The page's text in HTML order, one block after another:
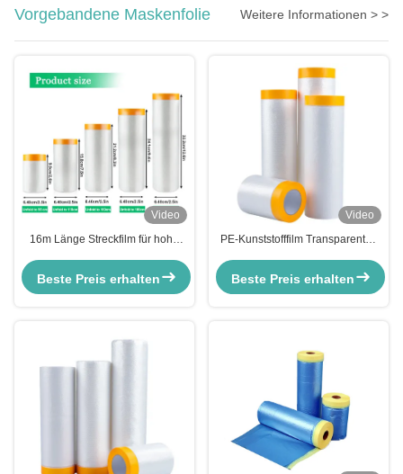
Vorgebandene Maskenfolie Weitere Informationen > >
Video
16m Länge Streckfilm für hohe
Veredelung Maskenpapier
Beste Preis erhalten
Video
PE-Kunststofffilm Transparentes
Autoabdeckung Klebeband
Beste Preis erhalten